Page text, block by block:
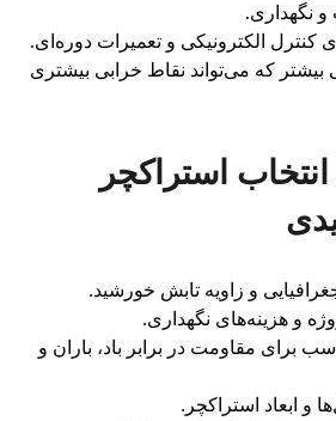
و نگهداری.
کنترل الکترونیکی و تعمیرات دوره‌ای.
بیشتر که می‌تواند نقاط خرابی بیشتری
استراکچر
و زاویه تابش خورشید.
و هزینه‌های نگهداری.
برای مقاومت در برابر باد، باران و
و ابعاد استراکچر.